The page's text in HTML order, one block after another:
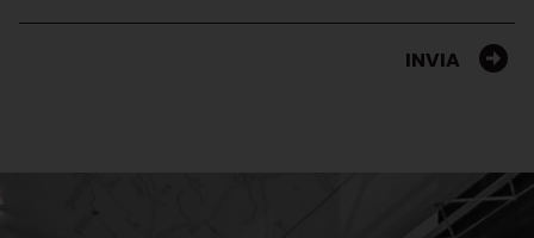
INVIA